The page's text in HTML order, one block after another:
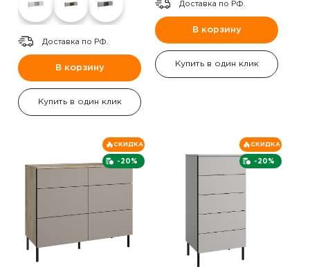
Доставка по РФ.
В корзину
Купить в один клик
Доставка по РФ.
В корзину
Купить в один клик
-20%
СКИДКА
-20%
СКИДКА